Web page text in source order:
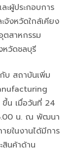
ผู้ประกอบการ
จังหวัดใกล้เคียง
ตสาหกรรม
หวัดชลบุรี
บ สถาบันเพิ่ม
น เมื่อวันที่ 24
น. ณ พัฒนา
ในงานได้มีการ
สินค้าด้าน